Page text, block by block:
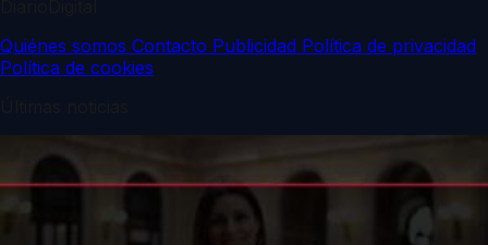
Quiénes somos Contacto Publicidad Política de privacidad
Política de cookies